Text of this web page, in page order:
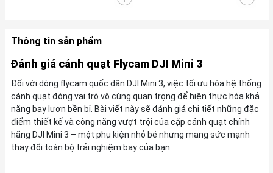
Thông tin sản phẩm
Đánh giá cánh quạt Flycam DJI Mini 3
Đối với dòng flycam quốc dân DJI Mini 3, việc tối ưu hóa hệ thống
cánh quạt đóng vai trò vô cùng quan trọng để hiện thực hóa khả
năng bay lượn bền bỉ. Bài viết này sẽ đánh giá chi tiết những đặc
điểm thiết kế và công năng vượt trội của cặp cánh quạt chính
hãng DJI Mini 3 – một phụ kiện nhỏ bé nhưng mang sức mạnh
thay đổi toàn bộ trải nghiệm bay của bạn.